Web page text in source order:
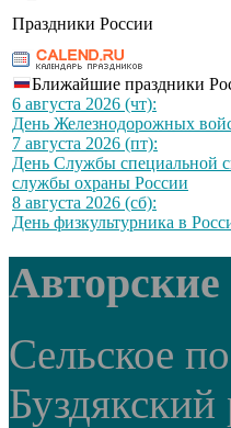
Праздники России
Ближайшие праздники
6 августа 2026 (чт):
День Железнодорожных
7 августа 2026 (пт):
День Службы специальной
службы охраны России
8 августа 2026 (сб):
День физкультурника в
Сельское